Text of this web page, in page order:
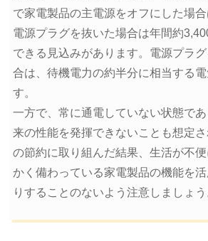
で家電製品の主電源をオフにした場合
電源プラグを抜いた場合は年間約
できる見込みがあります。電源プラ
合は、待機電力の約半分に相当する
す。
一方で、常に通電していない状態で
来の性能を発揮できないことも想定
の節約に取り組んだ結果、生活が不
かく備わっている家電製品の機能を
りすることのないよう注意しましょう